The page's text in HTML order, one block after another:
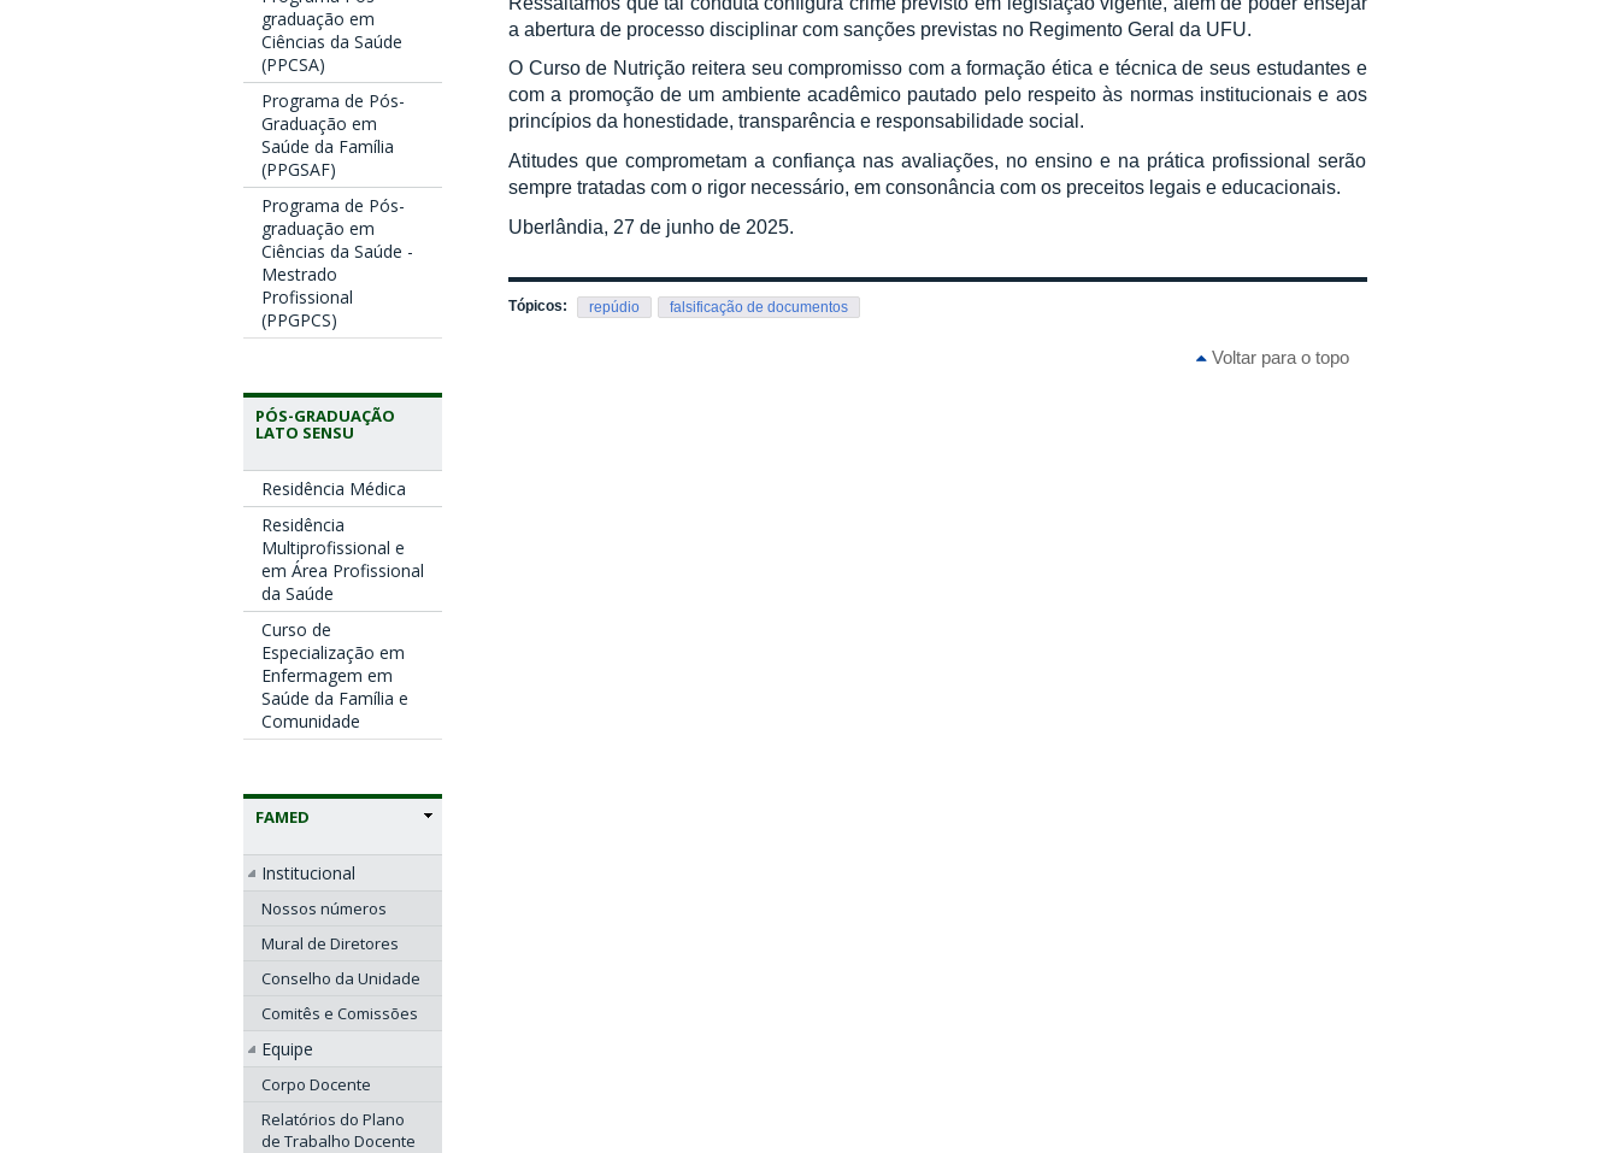
graduação em
Ciências da Saúde
(PPCSA)
Programa de Pós-
Graduação em
Saúde da Família
(PPGSAF)
Programa de Pós-
graduação em
Ciências da Saúde -
Mestrado
Profissional
(PPGPCS)
PÓS-GRADUAÇÃO
LATO SENSU
Residência Médica
Residência
Multiprofissional e
em Área Profissional
da Saúde
Curso de
Especialização em
Enfermagem em
Saúde da Família e
Comunidade
FAMED
Institucional
Nossos números
Mural de Diretores
Conselho da Unidade
Comitês e Comissões
Equipe
Corpo Docente
Relatórios do Plano
de Trabalho Docente
a abertura de processo disciplinar com sanções previstas no Regimento Geral da UFU.
O Curso de Nutrição reitera seu compromisso com a formação ética e técnica de seus estudantes e
com a promoção de um ambiente acadêmico pautado pelo respeito às normas institucionais e aos
princípios da honestidade, transparência e responsabilidade social.
Atitudes que comprometam a confiança nas avaliações, no ensino e na prática profissional serão
sempre tratadas com o rigor necessário, em consonância com os preceitos legais e educacionais.
Uberlândia, 27 de junho de 2025.
Tópicos: repúdio falsificação de documentos
Voltar para o topo